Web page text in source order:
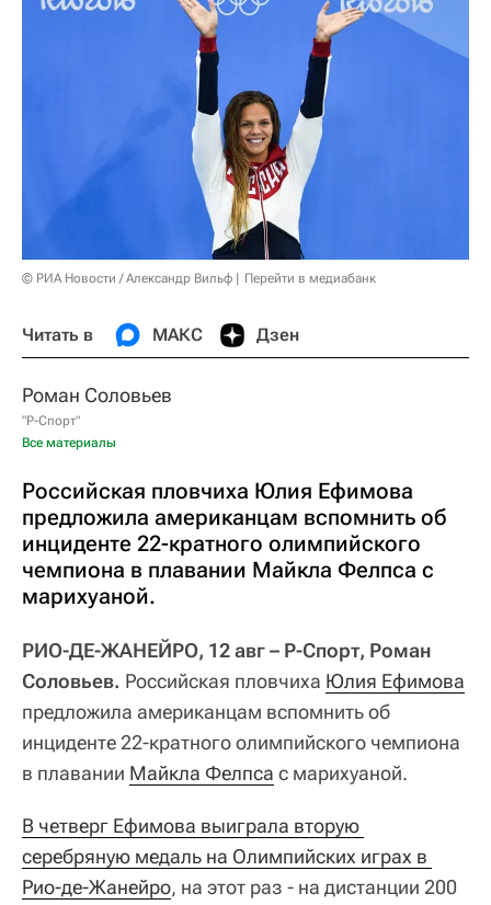
© РИА Новости / Александр Вильф Перейти в медиабанк
Читать в МАКС Дзен
Роман Соловьев
"Р-Спорт"
Все материалы
Российская пловчиха Юлия Ефимова
предложила американцам вспомнить об
инциденте 22-кратного олимпийского
чемпиона в плавании Майкла Фелпса с
марихуаной.
РИО-ДЕ-ЖАНЕЙРО, 12 авг – Р-Спорт, Роман
Соловьев. Российская пловчиха Юлия Ефимова
предложила американцам вспомнить об
инциденте 22-кратного олимпийского чемпиона
в плавании Майкла Фелпса с марихуаной.
В четверг Ефимова выиграла вторую
серебряную медаль на Олимпийских играх в
Рио-де-Жанейро, на этот раз - на дистанции 200